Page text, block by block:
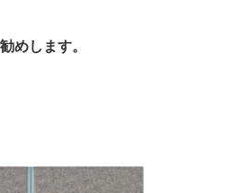
めします。